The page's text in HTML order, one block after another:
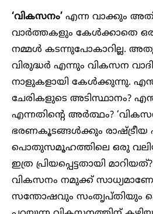
‘വികസനം’ എന്ന വാക്കും
വാർത്തകളും കേൾക്കാതെ
നമ്മൾ കടന്നുപോകാറില്ല.
വിരുദ്ധർ എന്നും വികസന
നാളുകളായി കേൾക്കുന്നു.
ചേരികളുടെ അടിസ്ഥാനം?
എന്നതിന്റെ അർത്ഥം?
ഭരണകൂടങ്ങൾക്കും രാഷ്ട്രീയ
പൊതുസമൂഹത്തിലെ ഒരു വലിയ
ഇത്ര പ്രിയപ്പെട്ടതായി
വികസനം നമുക്ക്
സന്തോഷവും സംതൃപ്തിയും